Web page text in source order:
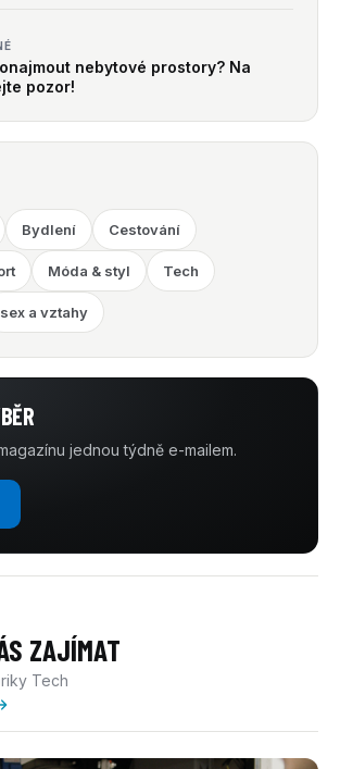
nebytové prostory? Na
pozor!
Bydlení Cestování
Móda & styl Tech
sex a vztahy
jednou týdně e-mailem.
ZAJÍMAT
Tech